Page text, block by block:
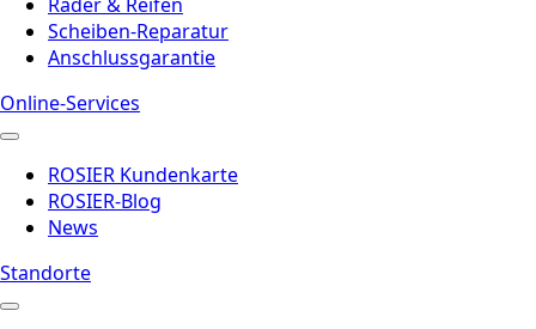
Scheiben-Reparatur
Anschlussgarantie
Online-Services
ROSIER Kundenkarte
ROSIER-Blog
News
Standorte